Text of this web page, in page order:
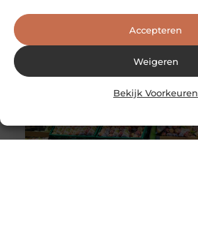
Accepteren
Weigeren
Bekijk Voorkeuren